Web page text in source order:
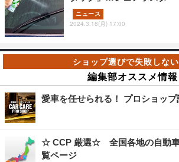
ニュース
2024.3.18(月) 17:00
編集部オススメ情報
愛車を任せられる！ プロショップ
☆ CCP 厳選☆ 全国各地の自動車
覧ページ